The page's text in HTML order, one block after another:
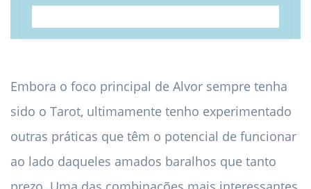
Embora o foco principal de Alvor sempre tenha
sido o Tarot, ultimamente tenho experimentado
outras práticas que têm o potencial de funcionar
ao lado daqueles amados baralhos que tanto